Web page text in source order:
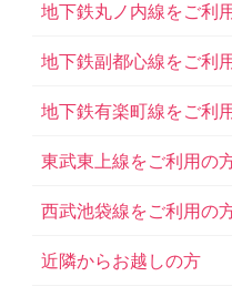
地下鉄丸ノ内線をご利
地下鉄副都心線をご利
地下鉄有楽町線をご利
東武東上線をご利用の
西武池袋線をご利用の
近隣からお越しの方